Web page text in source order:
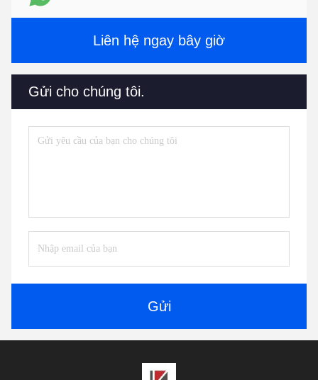
Liên hệ ngay bây giờ
Gửi cho chúng tôi.
Gửi